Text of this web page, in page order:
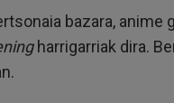
bazara, anime
harrigarriak dira.